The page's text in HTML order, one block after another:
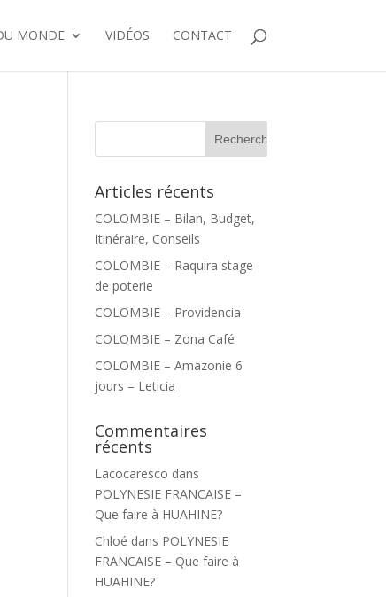
MONDE VIDÉOS CONTACT
Articles récents
COLOMBIE – Bilan, Budget,
Itinéraire, Conseils
COLOMBIE – Raquira stage
de poterie
COLOMBIE – Providencia
COLOMBIE – Zona Café
COLOMBIE – Amazonie 6
jours – Leticia
Commentaires
récents
Lacocaresco dans
POLYNESIE FRANCAISE –
Que faire à HUAHINE?
Chloé dans POLYNESIE
FRANCAISE – Que faire à
HUAHINE?